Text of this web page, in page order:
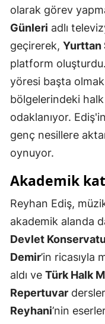
olarak görev
Günleri adlı
geçirerek, Yurttan
platform
yöresi başta
bölgelerindeki
odaklanıyor.
genç nesillere
oynuyor.
Akademik
Reyhan Ediş,
akademik alanda
Devlet
Demir’in ricasıyla
aldı ve Türk Halk
Repertuvar
Reyhani’nin